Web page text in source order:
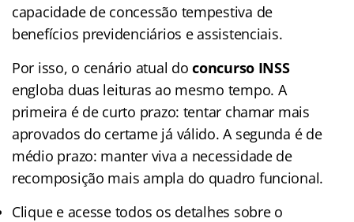
capacidade de concessão tempestiva de
benefícios previdenciários e assistenciais.
Por isso, o cenário atual doconcurso INSS
engloba duas leituras ao mesmo tempo. A
primeira é de curto prazo: tentar chamar mais
aprovados do certame já válido. A segunda é de
médio prazo: manter viva a necessidade de
recomposição mais ampla do quadro funcional.
Clique e acesse todos os detalhes sobre o